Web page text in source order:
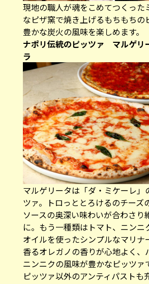
現地の職人が魂をこめてつくった
なピザ窯で焼き上げるもちもちの
豊かな炭火の風味を楽しめます。
ナポリ伝統のピッツァ マルゲリ
ラ
マルゲリータは「ダ・ミケーレ」
ツァ。トロっととろけるのチーズ
ソースの奥深い味わいが合わさり
に。もう一種類はトマト、ニンニ
オイルを使ったシンプルなマリナ
香るオレガノの香りが心地よく、
ニンニクの風味が豊かなピッツァ
ピッツァ以外のアンティパストも